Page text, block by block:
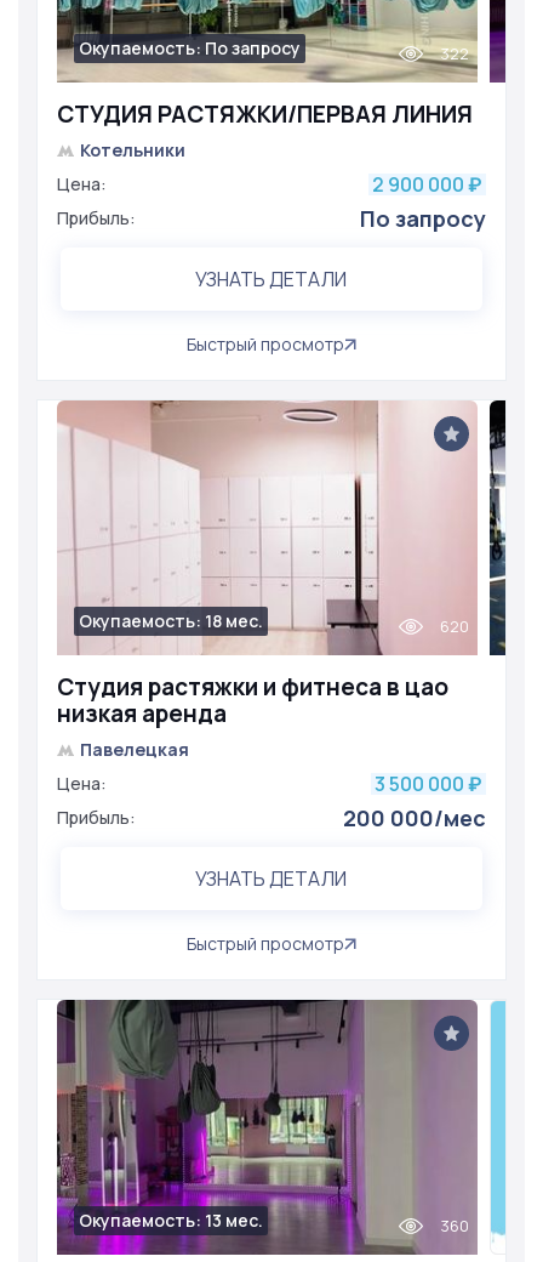
СТУДИЯ РАСТЯЖКИ/ПЕРВАЯ ЛИНИЯ
Окупаемость: По запросу 322
Котельники
Цена:
2 900 000 ₽
Прибыль: По запросу
УЗНАТЬ ДЕТАЛИ
Быстрый просмотр
Студия растяжки и фитнеса в цао
низкая аренда
Окупаемость: 18 мес. 620
Павелецкая
Цена:
3 500 000 ₽
Прибыль: 200 000/мес
УЗНАТЬ ДЕТАЛИ
Быстрый просмотр
Окупаемость: 13 мес. 360